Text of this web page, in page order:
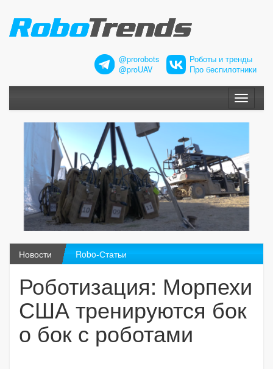
@prorobots
@proUAV
Роботы и тренды
Про беспилотники
Меню
Новости Robo-Статьи
Роботизация: Морпехи
США тренируются бок
о бок с роботами